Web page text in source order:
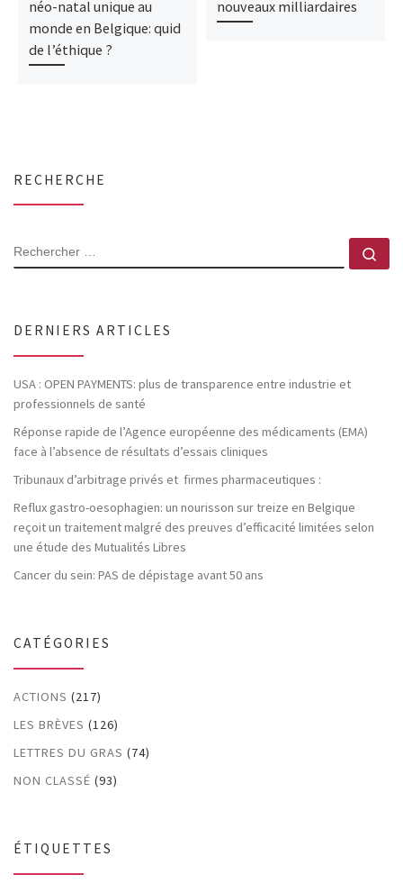
néo-natal unique au
monde en Belgique: quid
de l’éthique ?
nouveaux milliardaires
RECHERCHE
RECHERCHER
DERNIERS ARTICLES
USA : OPEN PAYMENTS: plus de transparence entre industrie et
professionnels de santé
Réponse rapide de l’Agence européenne des médicaments (EMA)
face à l’absence de résultats d’essais cliniques
Tribunaux d’arbitrage privés et firmes pharmaceutiques :
Reflux gastro-oesophagien: un nourisson sur treize en Belgique
reçoit un traitement malgré des preuves d’efficacité limitées selon
une étude des Mutualités Libres
Cancer du sein: PAS de dépistage avant 50 ans
CATÉGORIES
ACTIONS (217)
LES BRÈVES (126)
LETTRES DU GRAS (74)
NON CLASSÉ (93)
ÉTIQUETTES